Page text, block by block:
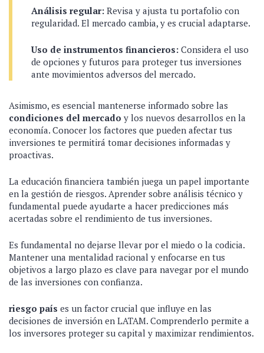
Análisis regular: Revisa y ajusta tu portafolio con
regularidad. El mercado cambia, y es crucial adaptarse.
Uso de instrumentos financieros: Considera el uso
de opciones y futuros para proteger tus inversiones
ante movimientos adversos del mercado.
Asimismo, es esencial mantenerse informado sobre las
condiciones del mercado y los nuevos desarrollos en la
economía. Conocer los factores que pueden afectar tus
inversiones te permitirá tomar decisiones informadas y
proactivas.
La educación financiera también juega un papel importante
en la gestión de riesgos. Aprender sobre análisis técnico y
fundamental puede ayudarte a hacer predicciones más
acertadas sobre el rendimiento de tus inversiones.
Es fundamental no dejarse llevar por el miedo o la codicia.
Mantener una mentalidad racional y enfocarse en tus
objetivos a largo plazo es clave para navegar por el mundo
de las inversiones con confianza.
riesgo país es un factor crucial que influye en las
decisiones de inversión en LATAM. Comprenderlo permite a
los inversores proteger su capital y maximizar rendimientos.